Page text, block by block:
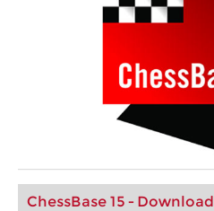
ChessBase 15 - Download